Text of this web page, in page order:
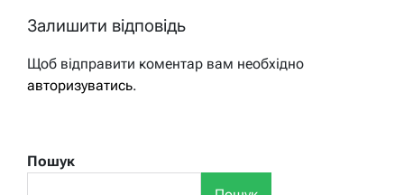
Залишити відповідь
Щоб відправити коментар вам необхідно
авторизуватись.
Пошук